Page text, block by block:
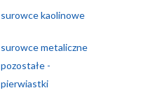
surowce kaolinowe
surowce metaliczne
pozostałe -
pierwiastki